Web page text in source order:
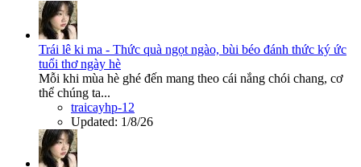
Trái lê ki ma - Thức quà ngọt ngào, bùi béo đánh thức ký ức
tuổi thơ ngày hè
Mỗi khi mùa hè ghé đến mang theo cái nắng chói chang, cơ
thể chúng ta...
traicayhp-12
Updated: 1/8/26